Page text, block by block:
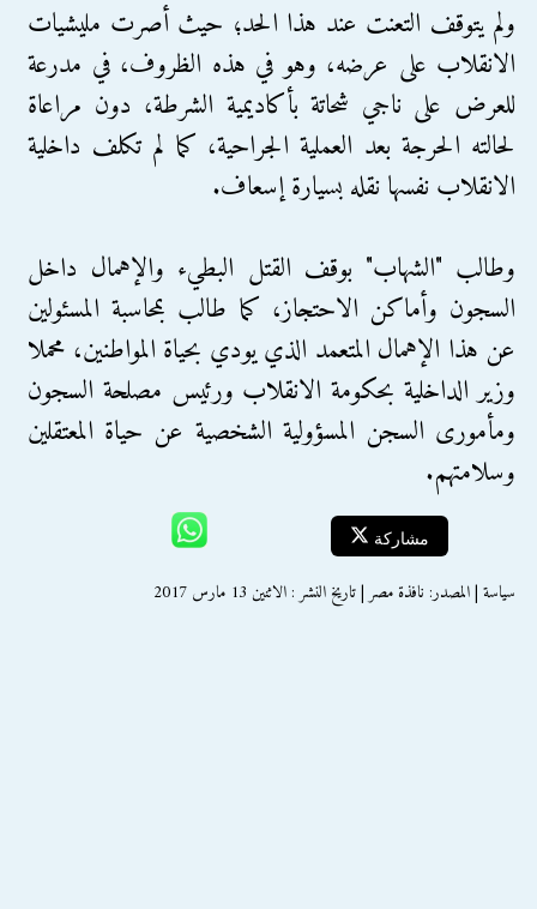
ولم يتوقف التعنت عند هذا الحد؛ حيث أصرت مليشيات
الانقلاب على عرضه، وهو في هذه الظروف، في مدرعة
للعرض على ناجي شحاتة بأكاديمية الشرطة، دون مراعاة
لحالته الحرجة بعد العملية الجراحية، كما لم تكلف داخلية
الانقلاب نفسها نقله بسيارة إسعاف.
وطالب "الشهاب" بوقف القتل البطيء والإهمال داخل
السجون وأماكن الاحتجاز، كما طالب بمحاسبة المسئولين
عن هذا الإهمال المتعمد الذي يودي بحياة المواطنين، محملا
وزير الداخلية بحكومة الانقلاب ورئيس مصلحة السجون
ومأمورى السجن المسؤولية الشخصية عن حياة المعتقلين
وسلامتهم.
مشاركة
سياسة | المصدر: نافذة مصر | تاريخ النشر : الاثنين 13 مارس 2017